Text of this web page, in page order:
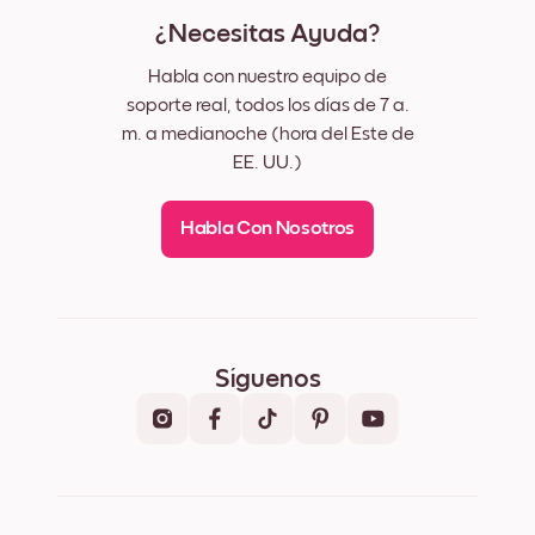
¿Necesitas Ayuda?
Habla con nuestro equipo de
soporte real, todos los días de 7 a.
m. a medianoche (hora del Este de
EE. UU.)
Habla Con Nosotros
Síguenos